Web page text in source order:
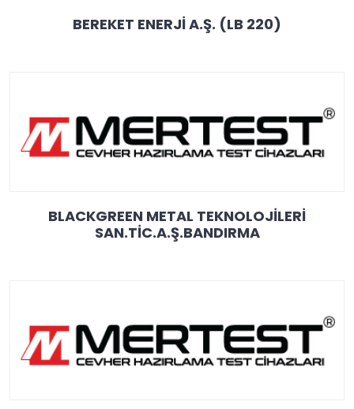
BEREKET ENERJİ A.Ş. (LB 220)
BLACKGREEN METAL TEKNOLOJİLERİ
SAN.TİC.A.Ş.BANDIRMA